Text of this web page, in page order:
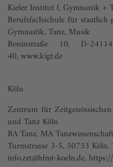
Kieler Institut f. Gymnastik +
Berufsfachschule für
Gymnastik, Tanz, Musik
Boninstraße 10, D-
40,www.kigt.de
Köln
Zentrum für
und Tanz Köln
BA Tanz, MA Tanzwissenschaft
Turmstrasse 3-5, 50733
info.zzt@hfmt-koeln.de,